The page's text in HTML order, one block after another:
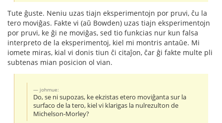
Tute ĝuste. Neniu uzas tiajn eksperimentojn por pruvi, ĉu la
tero moviĝas. Fakte vi (aŭ Bowden) uzas tiajn eksperimentojn
por pruvi, ke ĝi ne moviĝas, sed tio funkcias nur kun falsa
interpreto de la eksperimentoj, kiel mi montris antaŭe. Mi
iomete miras, kial vi donis tiun ĉi citaĵon, ĉar ĝi fakte multe pli
subtenas mian posicion ol vian.
johmue:
Do, se ni supozas, ke ekzistas etero moviĝanta sur la
surfaco de la tero, kiel vi klarigas la nulrezulton de
Michelson-Morley?